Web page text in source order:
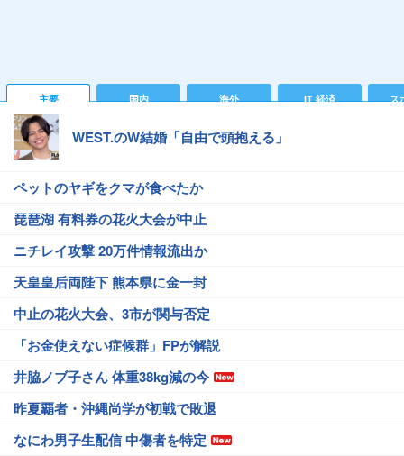
主要 国内 海外 IT 経済 ス
WEST.のW結婚「自由で頭抱える」
ペットのヤギをクマが食べたか
琵琶湖 有料券の花火大会が中止
ニチレイ攻撃 20万件情報流出か
天皇皇后両陛下 熊本県に金一封
中止の花火大会、3市が関与否定
「お金使えない症候群」FPが解説
井脇ノブ子さん 体重38kg減の今
昨夏覇者・沖縄尚学が初戦で敗退
なにわ男子生配信 中傷者を特定